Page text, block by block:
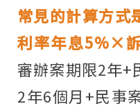
常見的計算方
利率年息5%×
審辦案期限2年+
2年6個月 +民事